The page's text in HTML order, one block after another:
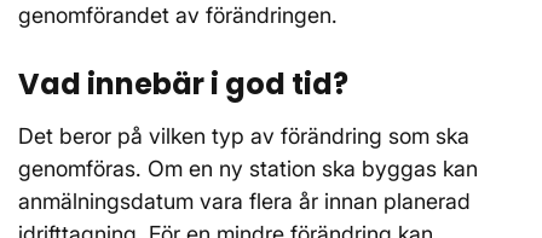
genomförandet av förändringen.
Vad innebär i god tid?
Det beror på vilken typ av förändring som ska
genomföras. Om en ny station ska byggas kan
anmälningsdatum vara flera år innan planerad